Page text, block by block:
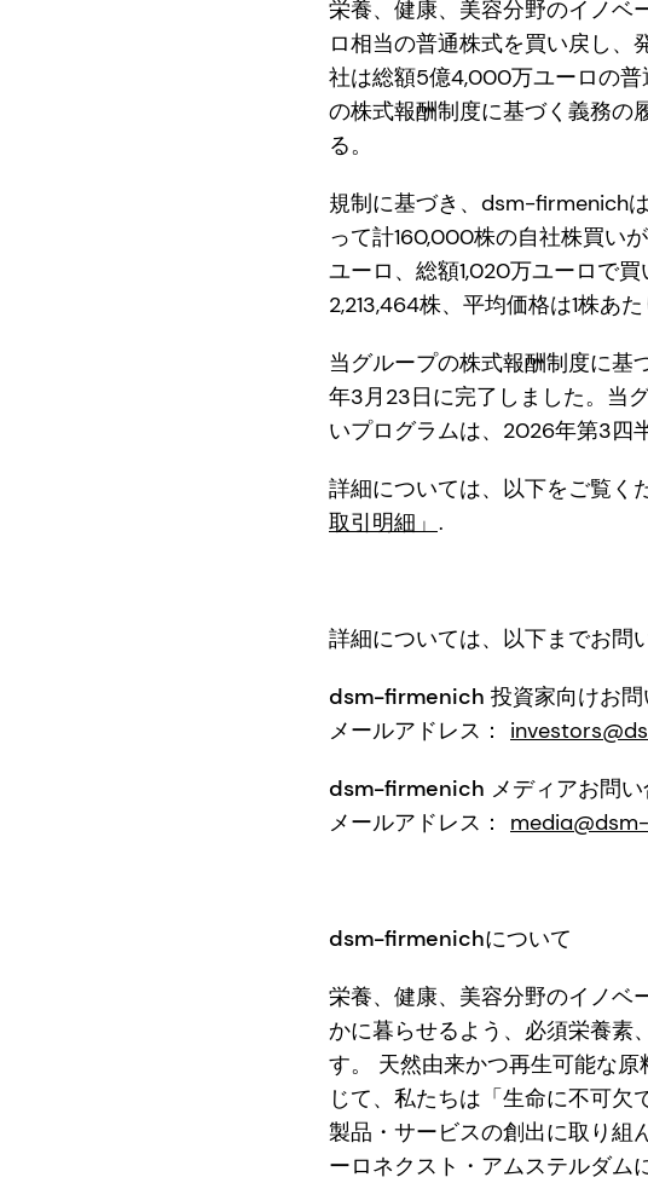
栄養、健康、美容分野のイノ
ロ相当の普通株式を買い戻し、
社は総額5億4,000万ユーロの
の株式報酬制度に基づく義務の
る。
規制に基づき、dsm-firmenich
って計160,000株の自社株買い
ユーロ、総額1,020万ユーロで
2,213,464株、平均価格は1株あ
当グループの株式報酬制度に
年3月23日に完了しました。当
いプログラムは、2026年第3四
詳細については、以下をご覧く
取引明細」 .
詳細については、以下までお問
dsm-firmenich 投資家向けお問
メールアドレス：
dsm-firmenich メディアお問い
メールアドレス：
dsm-firmenichについて
栄養、健康、美容分野のイノ
かに暮らせるよう、必須栄養素
す。 天然由来かつ再生可能な
じて、私たちは「生命に不可欠
製品・サービスの創出に取り
ーロネクスト・アムステルダム